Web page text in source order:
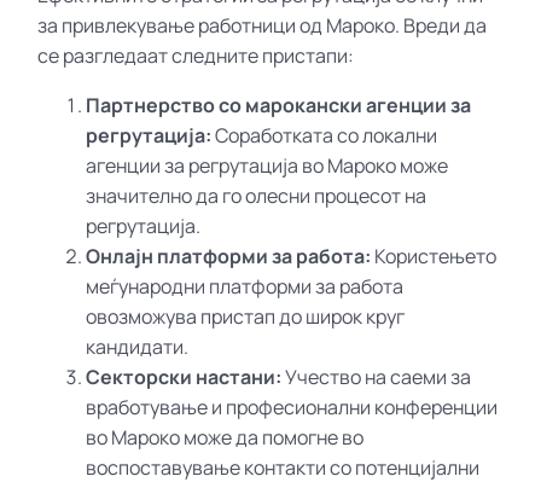
за привлекување работници од Мароко. Вреди да
се разгледаат следните пристапи:
Партнерство со марокански агенции за
регрутација:Соработката со локални
агенции за регрутација во Мароко може
значително да го олесни процесот на
регрутација.
Онлајн платформи за работа: Користењето
меѓународни платформи за работа
овозможува пристап до широк круг
кандидати.
Секторски настани:Учество на саеми за
вработување и професионални конференции
во Мароко може да помогне во
воспоставување контакти со потенцијални